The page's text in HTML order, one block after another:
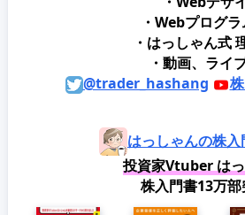
・Webプログ
・はっしゃん式
・動画、ライ
@trader_hashang
はっしゃんの株
投資家Vtuber は
株入門書13万部